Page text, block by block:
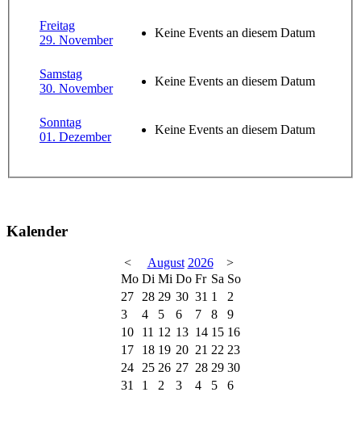
Freitag
29. November
Keine Events an diesem Datum
Samstag
30. November
Keine Events an diesem Datum
Sonntag
01. Dezember
Keine Events an diesem Datum
Kalender
< August 2026
>
Mo Di Mi Do Fr Sa So
27
28 29 30 31 1
2
3
4 5 6 7 8
9
10
11 12 13 14 15 16
17
18 19 20 21 22 23
24
25 26 27 28 29 30
31
1 2 3 4 5 6